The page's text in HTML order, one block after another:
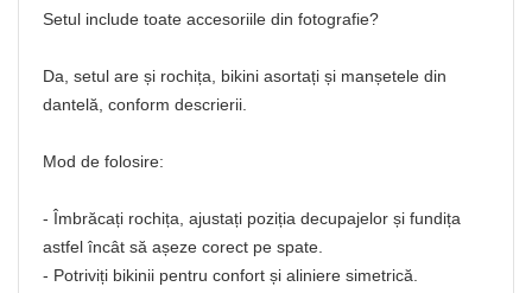
Setul include toate accesoriile din fotografie?
Da, setul are și rochița, bikini asortați și manșetele din
dantelă, conform descrierii.
Mod de folosire:
- Îmbrăcați rochița, ajustați poziția decupajelor și fundița
astfel încât să așeze corect pe spate.
- Potriviți bikinii pentru confort și aliniere simetrică.